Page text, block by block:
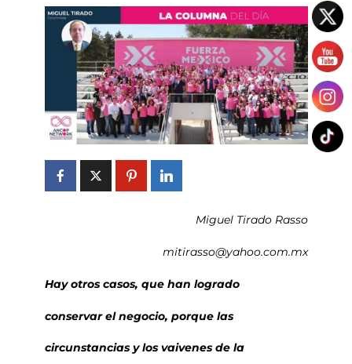
Miguel Tirado Rasso
mitirasso@yahoo.com.mx
Hay otros casos, que han logrado
conservar el negocio, porque las
circunstancias y los vaivenes de la